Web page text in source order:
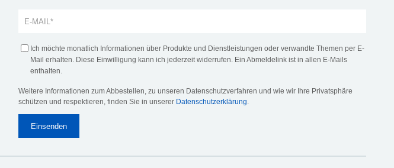
Ich möchte monatlich Informationen über Produkte und Dienstleistungen oder verwandte Themen per E-
Mail erhalten. Diese Einwilligung kann ich jederzeit widerrufen. Ein Abmeldelink ist in allen E-Mails
enthalten.
Weitere Informationen zum Abbestellen, zu unseren Datenschutzverfahren und wie wir Ihre Privatsphäre
schützen und respektieren, finden Sie in unserer Datenschutzerklärung.